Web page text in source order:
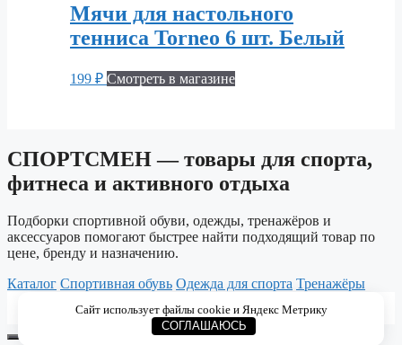
Мячи для настольного
тенниса Torneo 6 шт. Белый
199 ₽ Смотреть в магазине
СПОРТСМЕН — товары для спорта,
фитнеса и активного отдыха
Подборки спортивной обуви, одежды, тренажёров и
аксессуаров помогают быстрее найти подходящий товар по
цене, бренду и назначению.
Каталог Спортивная обувь Одежда для спорта Тренажёры
для тренировок, фитнеса и активного отдыха.
Сайт использует файлы cookie и Яндекс Метрику
СОГЛАШАЮСЬ